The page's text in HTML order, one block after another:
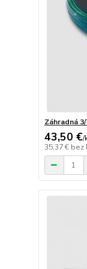
Záhradná
43,50 €/
35,37 € bez